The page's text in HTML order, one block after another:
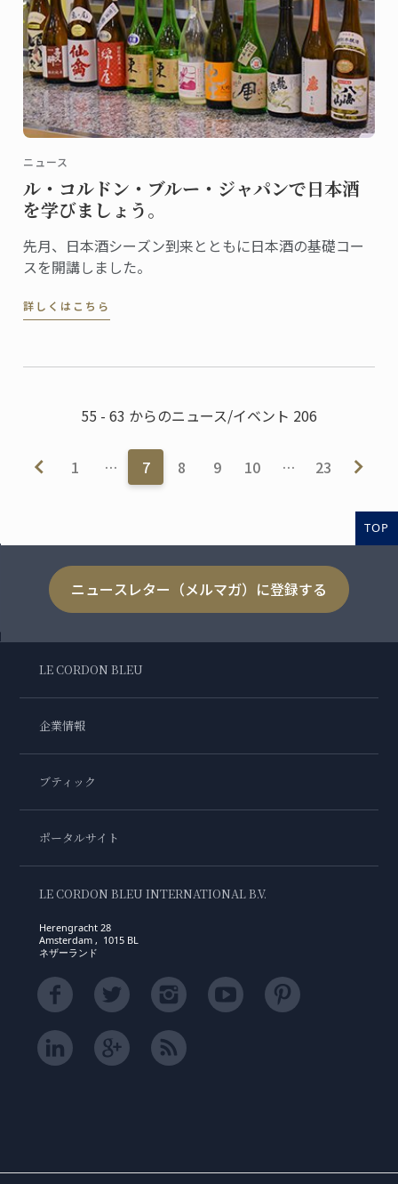
ニュース
ル・コルドン・ブルー・ジャパンで日本酒
を学びましょう。
先月、日本酒シーズン到来とともに日本酒の基礎コー
スを開講しました。
詳しくはこちら
55 - 63 からのニュース/イベント 206
1 … 7 8 9 10 … 23
TOP
ニュースレター（メルマガ）に登録する
LE CORDON BLEU
企業情報
ブティック
ポータルサイト
LE CORDON BLEU INTERNATIONAL B.V.
Herengracht 28
Amsterdam , 1015 BL
ネザーランド